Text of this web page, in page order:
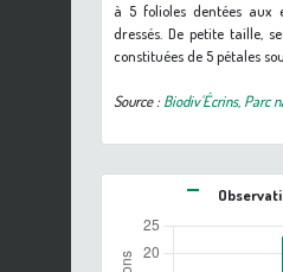
à 5 folioles dentées aux
dressés. De petite taille,
constituées de 5 pétales
Source : Biodiv'Écrins, Parc